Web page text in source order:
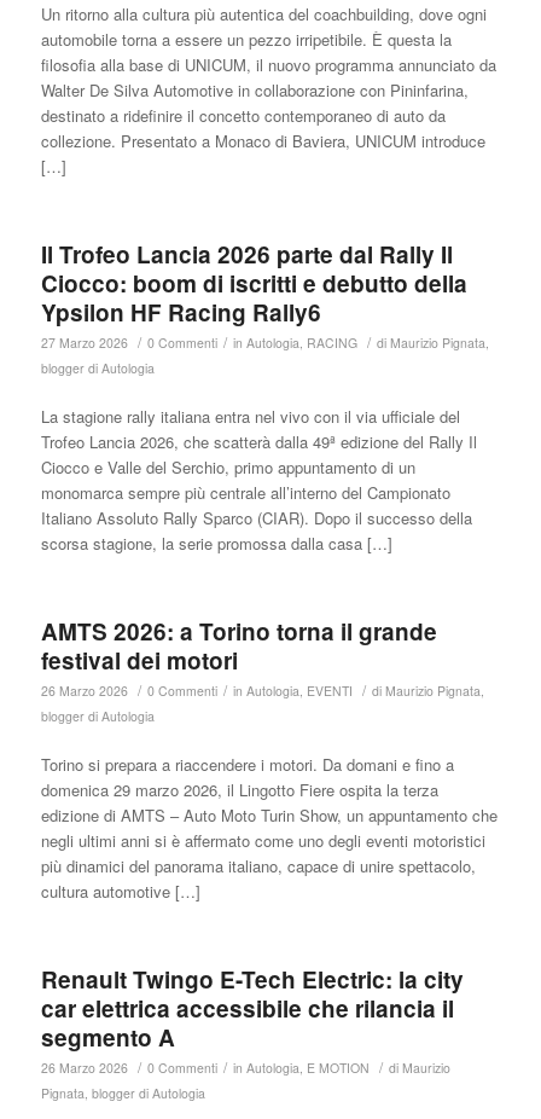
Un ritorno alla cultura più autentica del coachbuilding, dove ogni
automobile torna a essere un pezzo irripetibile. È questa la
filosofia alla base di UNICUM, il nuovo programma annunciato da
Walter De Silva Automotive in collaborazione con Pininfarina,
destinato a ridefinire il concetto contemporaneo di auto da
collezione. Presentato a Monaco di Baviera, UNICUM introduce
[…]
Il Trofeo Lancia 2026 parte dal Rally Il
Ciocco: boom di iscritti e debutto della
Ypsilon HF Racing Rally6
27 Marzo 2026 / 0 Commenti / in Autologia RACING / di Maurizio Pignata,
blogger di Autologia
La stagione rally italiana entra nel vivo con il via ufficiale del
Trofeo Lancia 2026, che scatterà dalla 49ª edizione del Rally Il
Ciocco e Valle del Serchio, primo appuntamento di un
monomarca sempre più centrale all’interno del Campionato
Italiano Assoluto Rally Sparco (CIAR). Dopo il successo della
scorsa stagione, la serie promossa dalla casa […]
AMTS 2026: a Torino torna il grande
festival dei motori
26 Marzo 2026 / 0 Commenti / in Autologia EVENTI / di Maurizio Pignata,
blogger di Autologia
Torino si prepara a riaccendere i motori. Da domani e fino a
domenica 29 marzo 2026, il Lingotto Fiere ospita la terza
edizione di AMTS – Auto Moto Turin Show, un appuntamento che
negli ultimi anni si è affermato come uno degli eventi motoristici
più dinamici del panorama italiano, capace di unire spettacolo,
cultura automotive […]
Renault Twingo E-Tech Electric: la city
car elettrica accessibile che rilancia il
segmento A
26 Marzo 2026 / 0 Commenti / in Autologia E MOTION / di Maurizio
Pignata, blogger di Autologia